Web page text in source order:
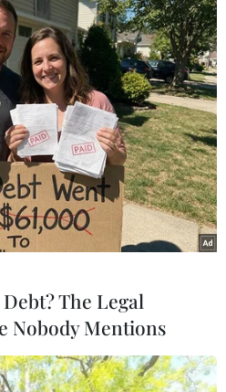
#Tank Biathlon
xe tăng #Khai hỏa
The Legal
Nobody Mentions